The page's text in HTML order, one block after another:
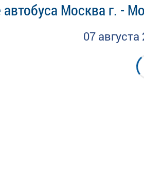
Москва г. -
07 августа